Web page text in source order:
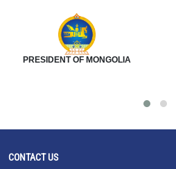
PRESIDENT OF MONGOLIA
CONTACT US